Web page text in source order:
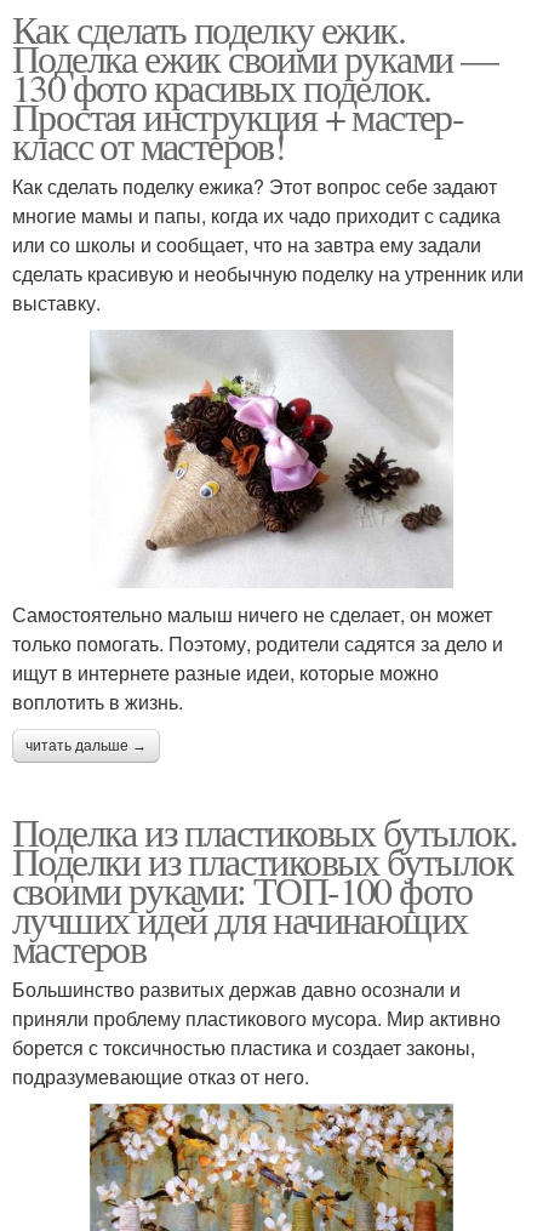
Как сделать поделку ежик.
Поделка ежик своими руками —
130 фото красивых поделок.
Простая инструкция + мастер-
класс от мастеров!
Как сделать поделку ежика? Этот вопрос себе задают
многие мамы и папы, когда их чадо приходит с садика
или со школы и сообщает, что на завтра ему задали
сделать красивую и необычную поделку на утренник или
выставку.
Самостоятельно малыш ничего не сделает, он может
только помогать. Поэтому, родители садятся за дело и
ищут в интернете разные идеи, которые можно
воплотить в жизнь.
читать дальше →
Поделка из пластиковых бутылок.
Поделки из пластиковых бутылок
своими руками: ТОП-100 фото
лучших идей для начинающих
мастеров
Большинство развитых держав давно осознали и
приняли проблему пластикового мусора. Мир активно
борется с токсичностью пластика и создает законы,
подразумевающие отказ от него.